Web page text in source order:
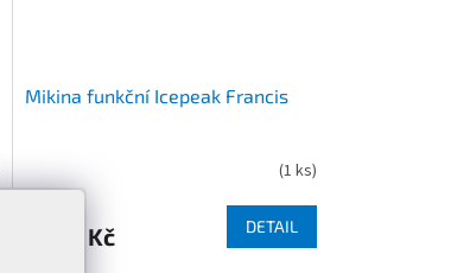
Mikina funkční Icepeak Francis
(1 ks)
1 299 Kč DETAIL